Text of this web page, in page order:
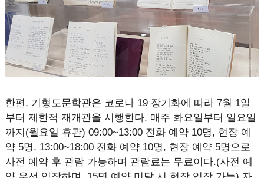
한편, 기형도문학관은 코로나 19 장기화에 따라 7월 1일
부터 제한적 재개관을 시행한다. 매주 화요일부터 일요일
까지(월요일 휴관) 09:00~13:00 전화 예약 10명, 현장 예
약 5명, 13:00~18:00 전화 예약 10명, 현장 예약 5명으로
사전 예약 후 관람 가능하며 관람료는 무료이다.(사전 예